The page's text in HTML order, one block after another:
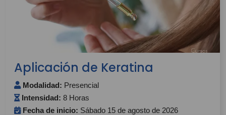
Aplicación de Keratina
Modalidad: Presencial
Intensidad: 8 Horas
Fecha de inicio: Sábado 15 de agosto de 2026